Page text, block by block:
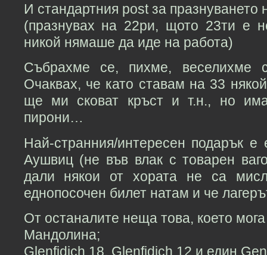
И стандартния post за празнуването
(празнувах на 22ри, щото 23ти е
никой нямаше да иде на работа)
Събрахме се, пихме, веселихме
Очаквах, че като ставам на 33
ще ми сковат кръст и т.н., но
пирони…
Най-странния/интересен подарък е
Аушвиц (не във влак с товарен
дали някои от хората не са
еднопосочен билет натам и че
От останалите неща това, което
Мандолина;
Glenfidich 18, Glenfidich 12 и един